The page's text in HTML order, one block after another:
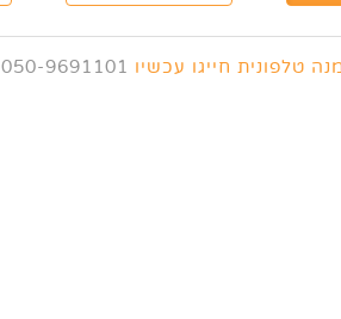
טלפונית חייגו עכשיו 050-9691101